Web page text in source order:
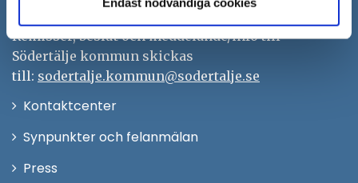
Remisser, beslut och meddelande/info till
Södertälje kommun skickas
till: sodertalje.kommun@sodertalje.se
KontaktcenterÖppna
Synpunkter och felanmälan
Press